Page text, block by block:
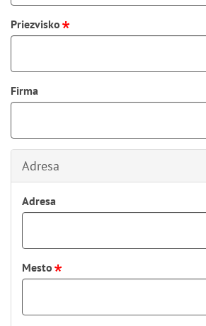
Priezvisko
Firma
Adresa
Adresa
Mesto